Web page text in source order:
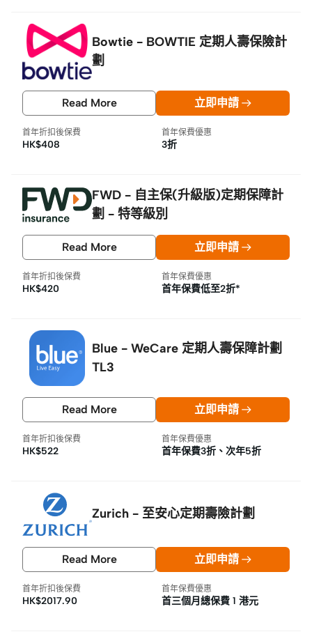
Bowtie - BOWTIE 定期人壽保險計
劃
Read More 立即申請
首年折扣後保費
HK$408
首年保費優惠
3折
FWD - 自主保(升級版)定期保障計
劃 - 特等級別
Read More 立即申請
首年折扣後保費
HK$420
首年保費優惠
首年保費低至2折*
Blue - WeCare 定期人壽保障計劃
TL3
Read More 立即申請
首年折扣後保費
HK$522
首年保費優惠
首年保費3折、次年5折
Zurich - 至安心定期壽險計劃
Read More 立即申請
首年折扣後保費
HK$2017.90
首年保費優惠
首三個月總保費 1 港元